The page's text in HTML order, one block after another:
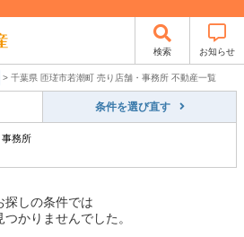
検索 お知らせ
> 千葉県 匝瑳市若潮町 売り店舗・事務所 不動産一覧
条件を選び直す
務所
探しの条件では
つかりませんでした。